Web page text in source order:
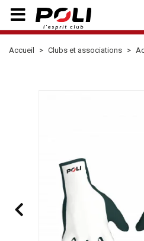
Accueil Clubs et associations